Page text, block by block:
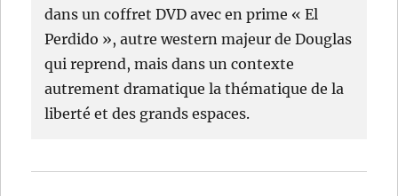
dans un coffret DVD avec en prime « El
Perdido », autre western majeur de Douglas
qui reprend, mais dans un contexte
autrement dramatique la thématique de la
liberté et des grands espaces.